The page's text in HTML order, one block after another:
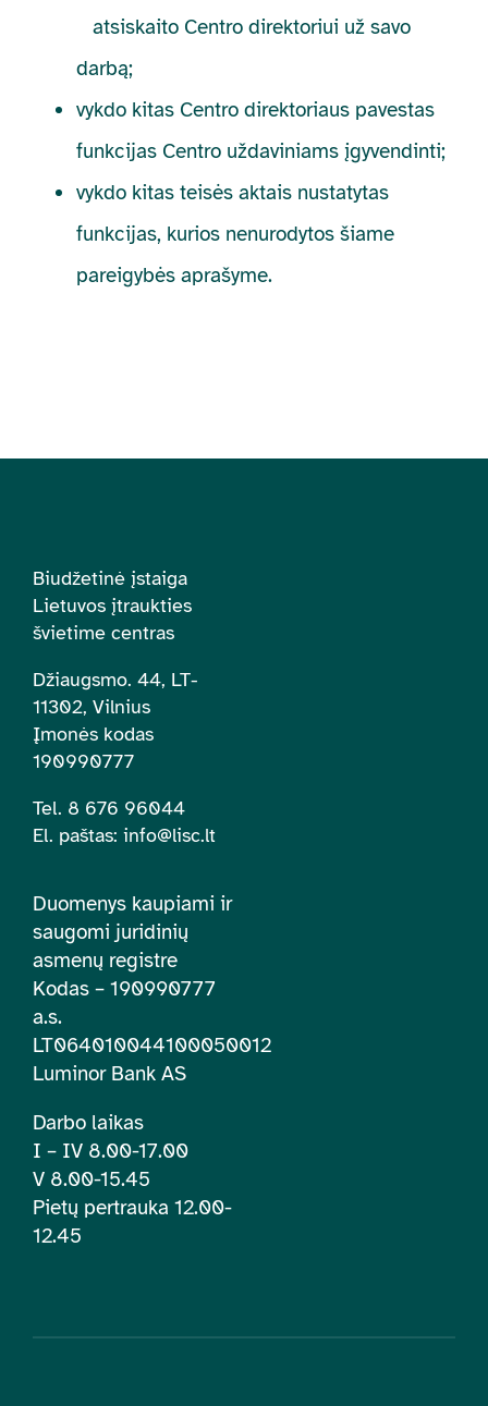
atsiskaito Centro direktoriui už savo
darbą;
vykdo kitas Centro direktoriaus pavestas
funkcijas Centro uždaviniams įgyvendinti;
vykdo kitas teisės aktais nustatytas
funkcijas, kurios nenurodytos šiame
pareigybės aprašyme.
Biudžetinė įstaiga
Lietuvos įtraukties
švietime centras
Džiaugsmo. 44, LT-
11302, Vilnius
Įmonės kodas
190990777
Tel. 8 676 96044
El. paštas: info@lisc.lt
Duomenys kaupiami ir
saugomi juridinių
asmenų registre
Kodas – 190990777
a.s.
LT064010044100050012
Luminor Bank AS
Darbo laikas
I – IV 8.00-17.00
V 8.00-15.45
Pietų pertrauka 12.00-
12.45